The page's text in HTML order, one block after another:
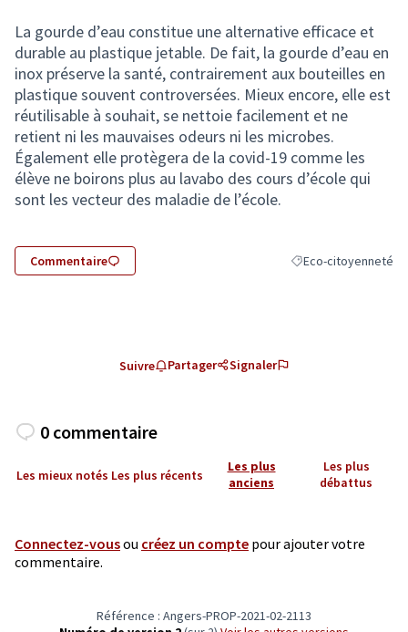
La gourde d’eau constitue une alternative efficace et
durable au plastique jetable. De fait, la gourde d’eau en
inox préserve la santé, contrairement aux bouteilles en
plastique souvent controversées. Mieux encore, elle est
réutilisable à souhait, se nettoie facilement et ne
retient ni les mauvaises odeurs ni les microbes.
Également elle protègera de la covid-19 comme les
élève ne boirons plus au lavabo des cours d’école qui
sont les vecteur des maladie de l’école.
Commentaire Filtrer les résultats
Eco-citoyenneté
Suivre Partager Signaler
0 commentaire
Les mieux notés Les plus récents
Les plus
anciens
Les plus
débattus
Connectez-vousou créez un compte pour ajouter votre
commentaire.
Référence : Angers-PROP-2021-02-2113